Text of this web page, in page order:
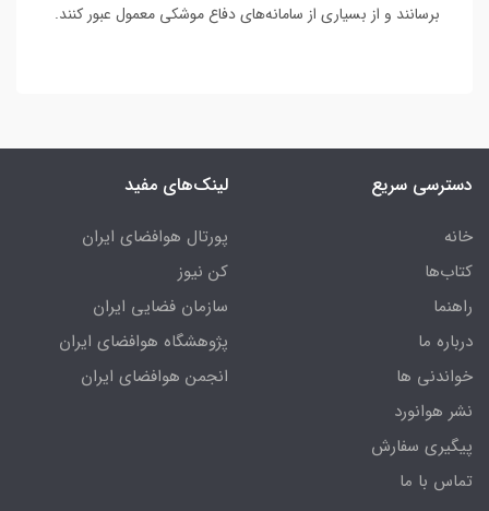
برسانند و از بسیاری از سامانه‌های دفاع موشکی معمول عبور کنند.
دسترسی سریع
خانه
کتاب‌ها
راهنما
درباره ما
خواندنی ها
نشر هوانورد
پیگیری سفارش
تماس با ما
لینک‌های مفید
پورتال هوافضای ایران
کن نیوز
سازمان فضایی ایران
پژوهشگاه هوافضای ایران
انجمن هوافضای ایران